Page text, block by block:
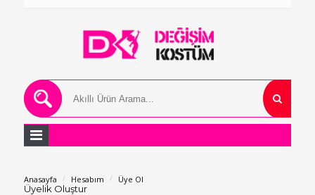
Anasayfa Hesabım Üye Ol
Üyelik Oluştur